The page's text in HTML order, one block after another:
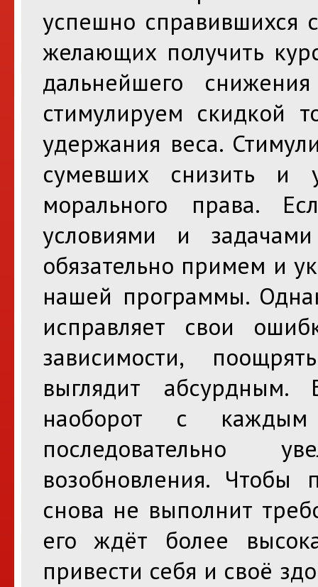
успешно справившихся
желающих получить
дальнейшего
стимулируем скидкой
удержания веса.
сумевших снизить
морального права.
условиями и
обязательно примем и
нашей программы.
исправляет свои
зависимости,
выглядит
наоборот с
последовательно
возобновления.
снова не выполнит
его ждёт более
привести себя и своё